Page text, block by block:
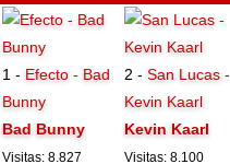
1 - Efecto - Bad
Bunny
Bad Bunny
Visitas: 8.827
2 -San Lucas -
Kevin Kaarl
Kevin Kaarl
Visitas: 8.100